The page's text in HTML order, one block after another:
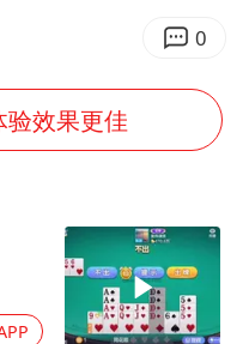
泰国一女公务员妆容引争议 本人回应
导干部带头休假
认与27岁模特的恋情
局 实干挑大梁
0
效果更佳